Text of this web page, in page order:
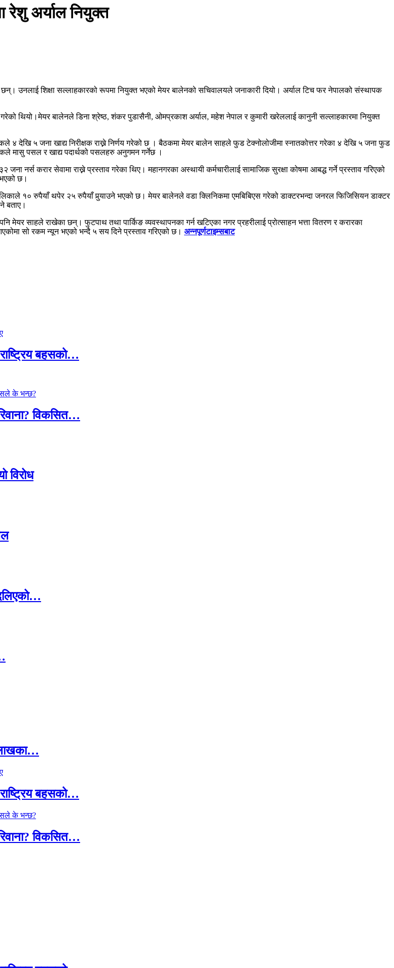
रेशु अर्याल नियुक्त
उनलाई शिक्षा सल्लाहकारको रूपमा नियुक्त भएको मेयर बालेनको सचिवालयले जनाकारी दियो। अर्याल टिच फर नेपालको संस्थापक
थियो।मेयर बालेनले डिना श्रेष्ठ, शंकर पुडासैनी, ओमप्रकाश अर्याल, महेश नेपाल र कुमारी खरेललाई कानुनी सल्लाहकारमा नियुक्त
४ देखि ५ जना खाद्य निरीक्षक राख्ने निर्णय गरेको छ । बैठकमा मेयर बालेन साहले फुड टेक्नोलोजीमा स्नातकोत्तर गरेका ४ देखि ५ जना फुड
मासु पसल र खाद्य पदार्थको पसलहरु अनुगमन गर्नेछ ।
नर्स करार सेवामा राख्ने प्रस्ताव गरेका थिए। महानगरका अस्थायी कर्मचारीलाई सामाजिक सुरक्षा कोषमा आबद्ध गर्ने प्रस्ताव गरिएको
छ।
१० रुपैयाँ थपेर २५ रुपैयाँ पुर्‍याउने भएको छ। मेयर बालेनले वडा क्लिनिकमा एमबिबिएस गरेको डाक्टरभन्दा जनरल फिजिसियन डाक्टर
बताए।
मेयर साहले राखेका छन्। फुटपाथ तथा पार्किङ व्यवस्थापनका गर्न खटिएका नगर प्रहरीलाई प्रोत्साहन भत्ता वितरण र करारका
सो रकम न्यून भएको भन्दै ५ सय दिने प्रस्ताव गरिएको छ। अन्नपूर्णटाइम्सबाट
बहसको…
विकसित…
विरोध
बहसको…
विकसित…